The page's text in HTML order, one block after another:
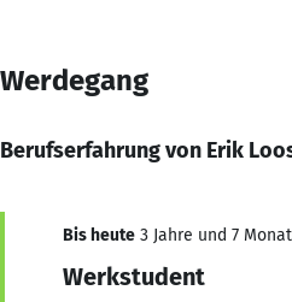
Werdegang
Berufserfahrung von Erik
Bis heute 3 Jahre und 7
Werkstudent